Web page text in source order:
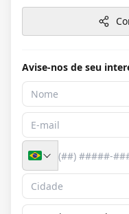
Avise-nos de seu